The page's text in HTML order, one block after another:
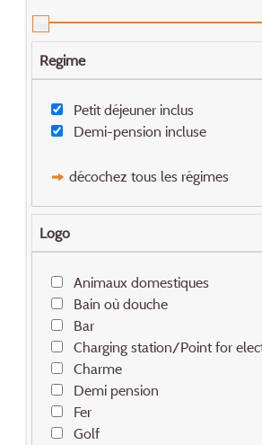
Regime
Petit déjeuner inclus
Demi-pension incluse
décochez tous les régimes
Logo
Animaux domestiques
Bain où douche
Bar
Charging station/Point for
Charme
Demi pension
Fer
Golf